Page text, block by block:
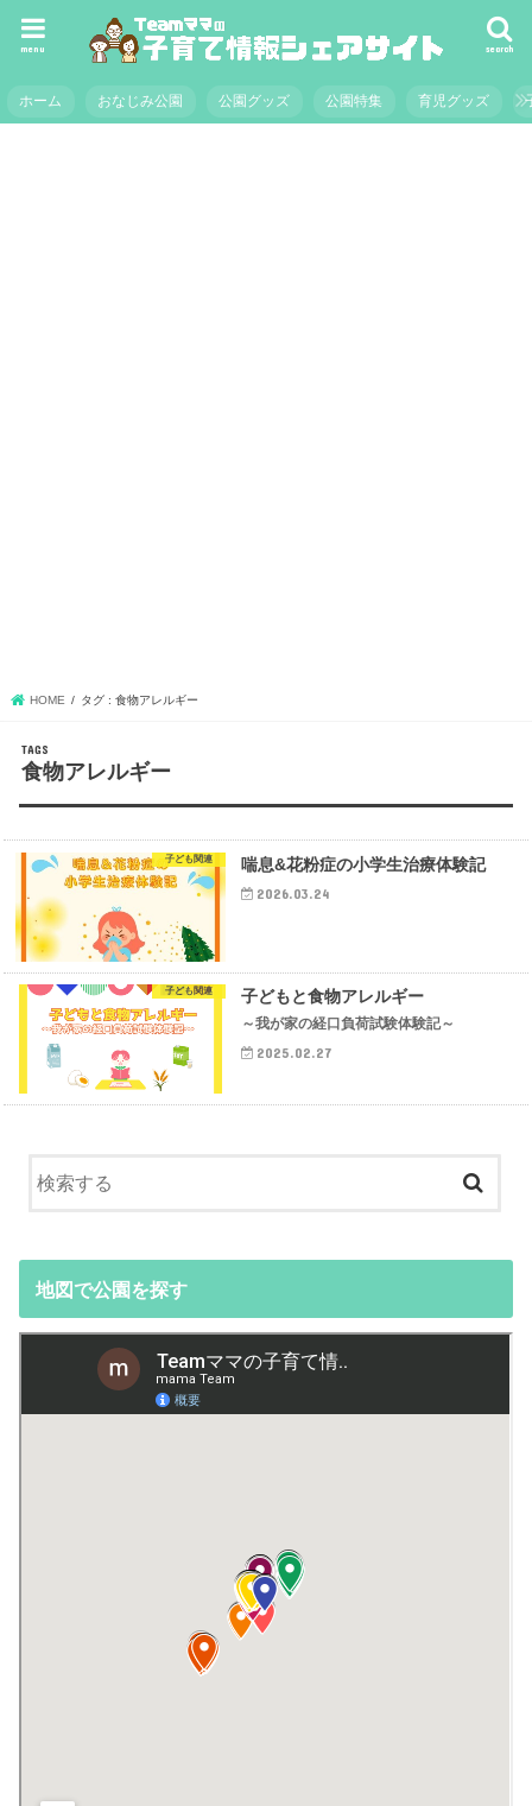
search
menu
ホーム おなじみ公園 公園グッズ 公園特集 育児グッズ
HOME タグ : 食物アレルギー
食物アレルギー
子ども関連 喘息&花粉症の小学生治療体験記
2026.03.24
子ども関連 子どもと食物アレルギー
～我が家の経口負荷試験体験記～
2025.02.27
地図で公園を探す